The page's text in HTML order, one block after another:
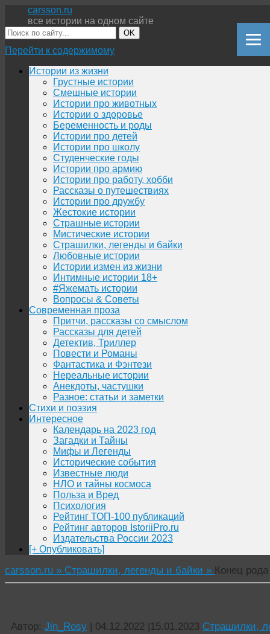
carsson.ru
все истории на одном сайте
OK
Перейти к содержимому
Истории из жизни
Грустные истории
Смешные истории
Истории про животных
Истории о здоровье
Беременность и роды
Истории про детей
Истории про школу
Студенческие годы
Истории про армию
Истории про работу, хобби
Рассказы о путешествиях
Истории про дружбу
Жестокие истории
Страшные истории
Мистические истории
Страшилки, легенды и байки
Любовные истории
Истории измен из жизни
Интимные истории 18+
#Яжемать истории
Вопросы & Советы
Современная проза
Притчи, рассказы со смыслом
Рассказы для детей
Детектив, Триллер
Повести и Романы
Фантастика и Фэнтези
Нереальные истории
Анекдоты, частушки
Разное: статьи и заметки
Стихи и поэзия
Интересное
Календарь на 2023 год
Загадки и Тайны
Мифы и Легенды
Исторические события
Известные люди
НЛО и тайны космоса
Польза и Вред
Психология
Рейтинг ТОП-100 публикаций
Рейтинг авторов IstoriiPro.ru
Издательства России 2023
[+ Опубликовать]
carsson.ru » Страшилки, легенды и байки » Конец
Автор: Jin_Rosy | 04.12.2022 |15.01.2023 Страшилки,